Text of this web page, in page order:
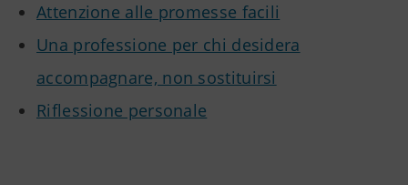
Attenzione alle promesse facili
Una professione per chi desidera
accompagnare, non sostituirsi
Riflessione personale